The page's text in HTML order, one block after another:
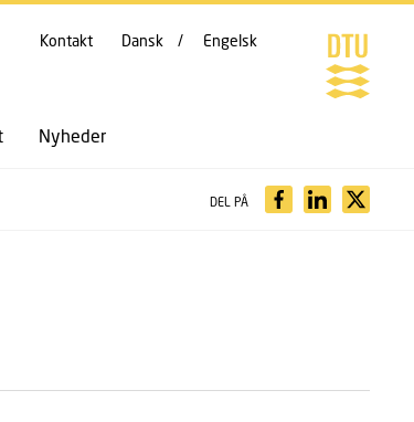
Nyheder
Kontakt Dansk Engelsk
DEL PÅ